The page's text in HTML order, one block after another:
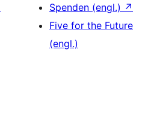
Spenden (engl.) ↗
Five for the Future
(engl.)